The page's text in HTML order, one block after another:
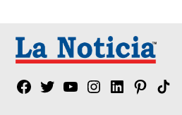
Facebook
TwitterYouTubeInstagram
LinkedinPinterest
Tik